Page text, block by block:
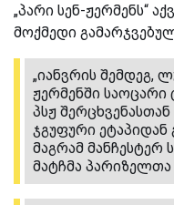
„პარი სენ-ჟერმენს“
მოქმედი
„იანვრის შემდეგ,
ჟერმენში
პსჟ
ჯგუფური
მაგრამ
მატჩმა